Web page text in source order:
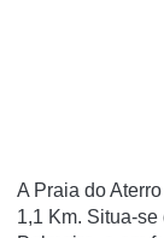
A Praia do
1,1 Km. Situa-